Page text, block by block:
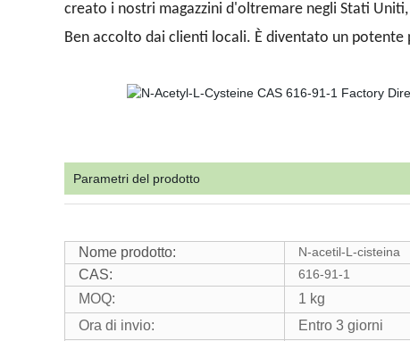
creato i nostri magazzini d'oltremare negli Stati
Ben accolto dai clienti locali. È diventato un
Parametri del prodotto
Nome prodotto: N-acetil-L-cisteina
CAS: 616-91-1
MOQ:
1 kg
Ora di invio:
Entro 3 giorni